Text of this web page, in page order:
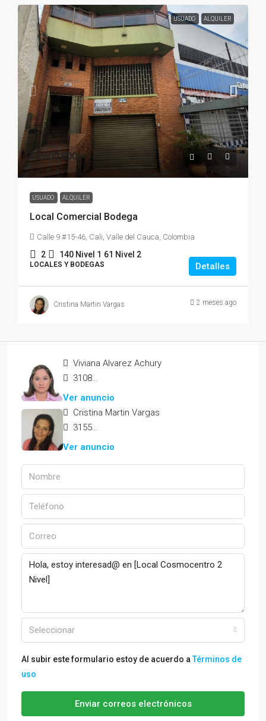
USUADO ALQUILER
$3,600,000
USUADO ALQUILER
Local Comercial Bodega
Calle 9 #15-46, Cali, Valle del Cauca, Colombia
2 140 Nivel 1 61 Nivel 2
LOCALES Y BODEGAS Detalles
Cristina Martin Vargas 2 meses ago
Viviana Alvarez Achury
3108365479
Ver anuncio
Cristina Martin Vargas
3155212570
Ver anuncio
Seleccionar
Al subir este formulario estoy de acuerdo aTérminos de
uso
Enviar correos electrónicos